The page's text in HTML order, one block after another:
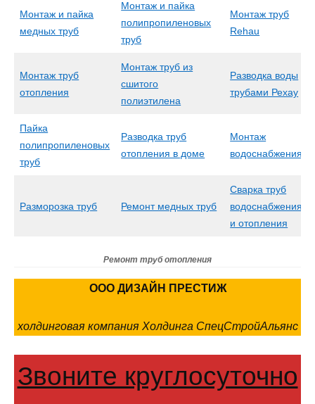
Монтаж и пайка
медных труб
Монтаж и пайка
полипропиленовых
труб
Монтаж труб
Rehau
Монтаж труб
отопления
Монтаж труб из
сшитого
полиэтилена
Разводка воды
трубами Рехау
Пайка
полипропиленовых
труб
Разводка труб
отопления в доме
Монтаж
водоснабжения
Разморозка труб Ремонт медных труб
Сварка труб
водоснабжения
и отопления
Ремонт труб отопления
ООО ДИЗАЙН ПРЕСТИЖ
холдинговая компания Холдинга СпецСтройАльянс
Звоните круглосуточно